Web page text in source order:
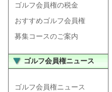
ゴルフ会員権の税金
おすすめゴルフ会員権
募集コースのご案内
ゴルフ会員権ニュース
ゴルフ会員権ニュース